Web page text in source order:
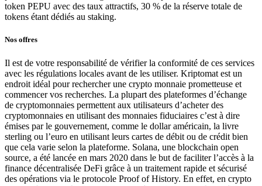
token PEPU avec des taux attractifs, 30 % de la réserve totale de
tokens étant dédiés au staking.
Nos offres
Il est de votre responsabilité de vérifier la conformité de ces services
avec les régulations locales avant de les utiliser. Kriptomat est un
endroit idéal pour rechercher une crypto monnaie prometteuse et
commencer vos recherches. La plupart des plateformes d’échange
de cryptomonnaies permettent aux utilisateurs d’acheter des
cryptomonnaies en utilisant des monnaies fiduciaires c’est à dire
émises par le gouvernement, comme le dollar américain, la livre
sterling ou l’euro en utilisant leurs cartes de débit ou de crédit bien
que cela varie selon la plateforme. Solana, une blockchain open
source, a été lancée en mars 2020 dans le but de faciliter l’accès à la
finance décentralisée DeFi grâce à un traitement rapide et sécurisé
des opérations via le protocole Proof of History. En effet, en crypto